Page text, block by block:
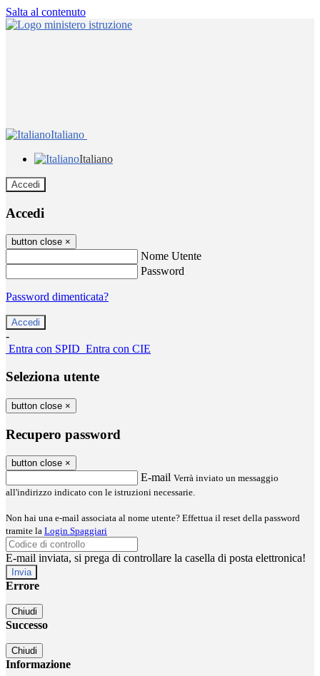
Salta al contenuto
Italiano
Italiano
Accedi
Accedi
button close ×
Nome Utente
Password
Password dimenticata?
-
Entra con SPID Entra con CIE
Seleziona utente
button close ×
Recupero password
button close ×
E-mail Verrà inviato un messaggio
all'indirizzo indicato con le istruzioni necessarie.
Non hai una e-mail associata al nome utente? Effettua il reset della password
tramite la Login Spaggiari
E-mail inviata, si prega di controllare la casella di posta elettronica!
Errore
Chiudi
Successo
Chiudi
Informazione